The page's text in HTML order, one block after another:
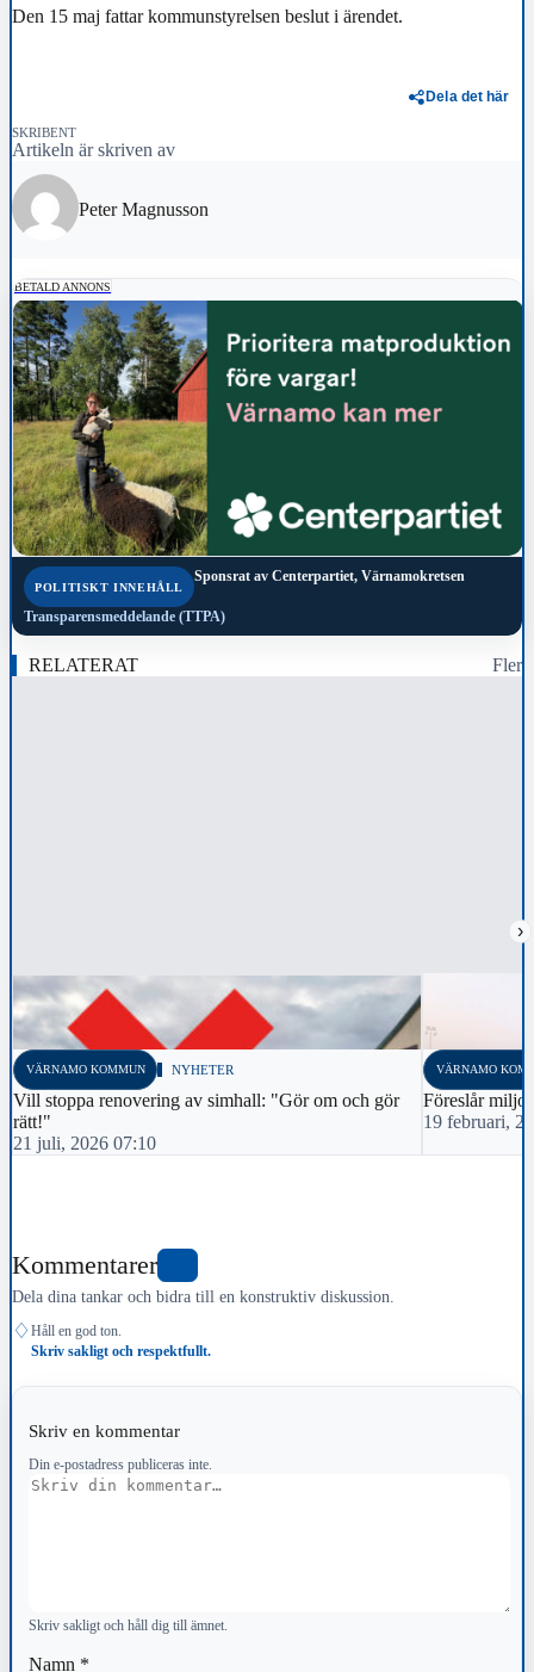
Den 15 maj fattar kommunstyrelsen beslut i ärendet.
Dela det här
SKRIBENT
Artikeln är skriven av
Peter Magnusson
BETALD ANNONS
POLITISKT INNEHÅLL
Sponsrat av Centerpartiet, Värnamokretsen
Transparensmeddelande (TTPA)
RELATERAT Fler
›
VÄRNAMO KOMMUN NYHETER
Vill stoppa renovering av simhall: "Gör om och gör
rätt!"
21 juli, 2026 07:10
VÄRNAMO
Föreslår
19 februari,
Kommentarer
Dela dina tankar och bidra till en konstruktiv diskussion.
♢ Håll en god ton.
Skriv sakligt och respektfullt.
Skriv en kommentar
Din e-postadress publiceras inte.
Kommentar
Skriv sakligt och håll dig till ämnet.
Namn *